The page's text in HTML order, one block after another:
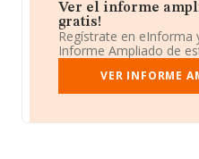
Ver el informe
gratis!
Regístrate en eInforma
Informe Ampliado de
VER INFORME